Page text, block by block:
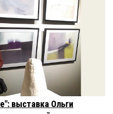
выставка Ольги